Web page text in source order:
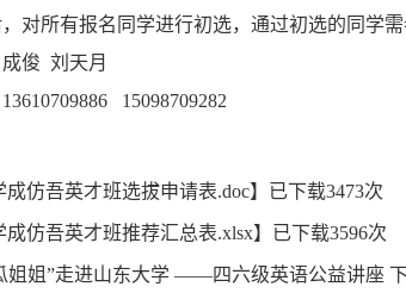
对所有报名同学进行初选，通过初选的同学
成俊 刘天月
13610709886 15098709282
成仿吾英才班选拔申请表.doc】已下载3473次
成仿吾英才班推荐汇总表.xlsx】已下载3596次
姐姐”走进山东大学 ——四六级英语公益讲座